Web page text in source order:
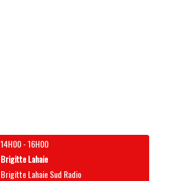
14H00-16H00
Brigitte Lahaie
Brigitte Lahaie Sud Radio